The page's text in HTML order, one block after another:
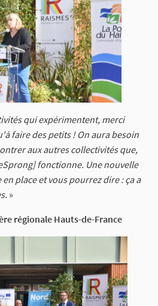
qui expérimentent, merci
faire des petits ! On aura besoin
aux autres collectivités que,
fonctionne. Une nouvelle
place et vous pourrez dire : ça a
»
régionale Hauts-de-France